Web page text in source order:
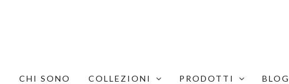
CHI SONO COLLEZIONI PRODOTTI BLOG